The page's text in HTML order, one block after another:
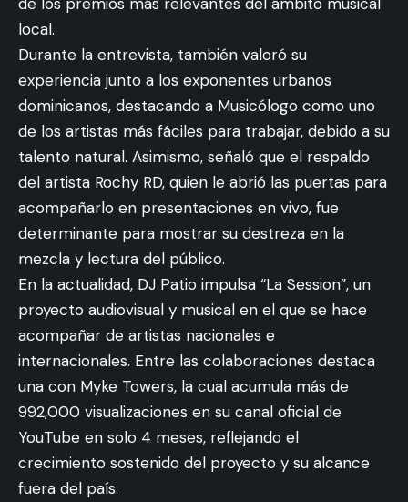
local.
Durante la entrevista, también valoró su
experiencia junto a los exponentes urbanos
dominicanos, destacando a Musicólogo como uno
de los artistas más fáciles para trabajar, debido a su
talento natural. Asimismo, señaló que el respaldo
del artista Rochy RD, quien le abrió las puertas para
acompañarlo en presentaciones en vivo, fue
determinante para mostrar su destreza en la
mezcla y lectura del público.
En la actualidad, DJ Patio impulsa “La Session”, un
proyecto audiovisual y musical en el que se hace
acompañar de artistas nacionales e
internacionales. Entre las colaboraciones destaca
una con Myke Towers, la cual acumula más de
992,000 visualizaciones en su canal oficial de
YouTube en solo 4 meses, reflejando el
crecimiento sostenido del proyecto y su alcance
fuera del país.